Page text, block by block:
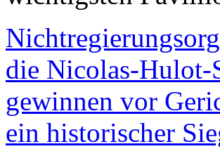
die Nicolas-Hulot-
gewinnen vor
ein historischer